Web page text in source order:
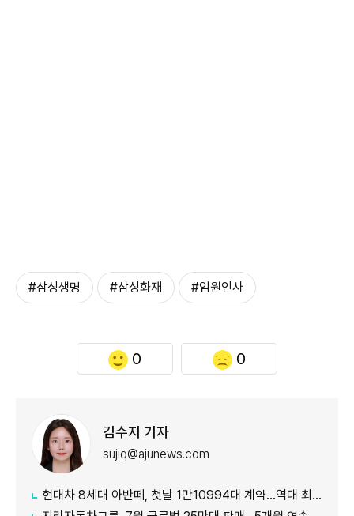
#삼성생명 #삼성화재 #임원인사
0 0
김수지 기자
sujiq@ajunews.com
현대차 8세대 아반떼, 첫날 1만10994대 계약…역대 최대